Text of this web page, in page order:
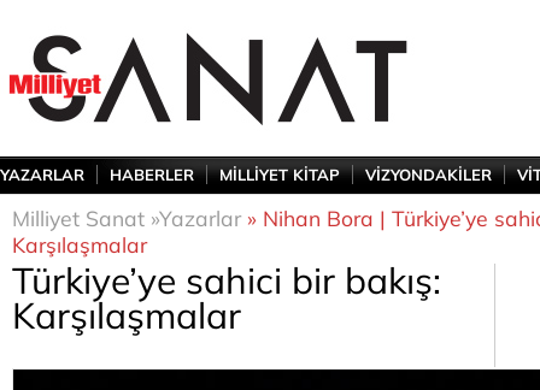
YAZARLAR HABERLER MİLLİYET KİTAP VİZYONDAKİLER
Milliyet Sanat »Yazarlar» Nihan Bora | Türkiye’ye
Karşılaşmalar
Türkiye’ye sahici bir bakış:
Karşılaşmalar